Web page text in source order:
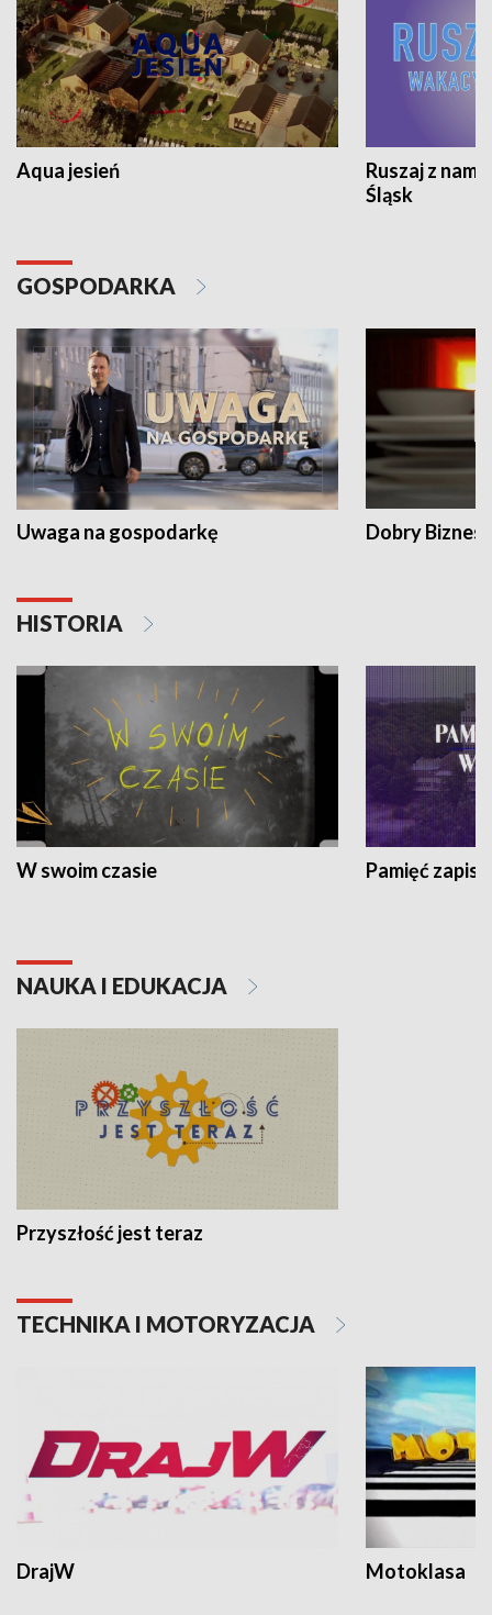
Aqua jesień
Ruszaj z
Śląsk
GOSPODARKA
Uwaga na gospodarkę Dobry Biznes
HISTORIA
W swoim czasie Pamięć
NAUKA I EDUKACJA
Przyszłość jest teraz
TECHNIKA I MOTORYZACJA
DrajW Motoklasa